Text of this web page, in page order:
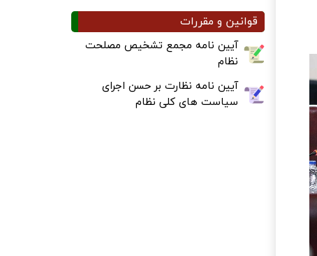
قوانین و مقررات
آیین نامه مجمع تشخیص مصلحت
نظام
آیین نامه نظارت بر حسن اجرای
سیاست های کلی نظام